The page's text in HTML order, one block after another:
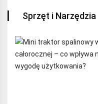
Sprzęt i Narzędzia